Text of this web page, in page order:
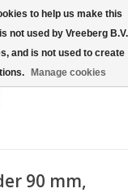
0 Artikel - €0,00
90 mm,
to help us make this
not used by Vreeberg B.V.
and is not used to create
Manage cookies